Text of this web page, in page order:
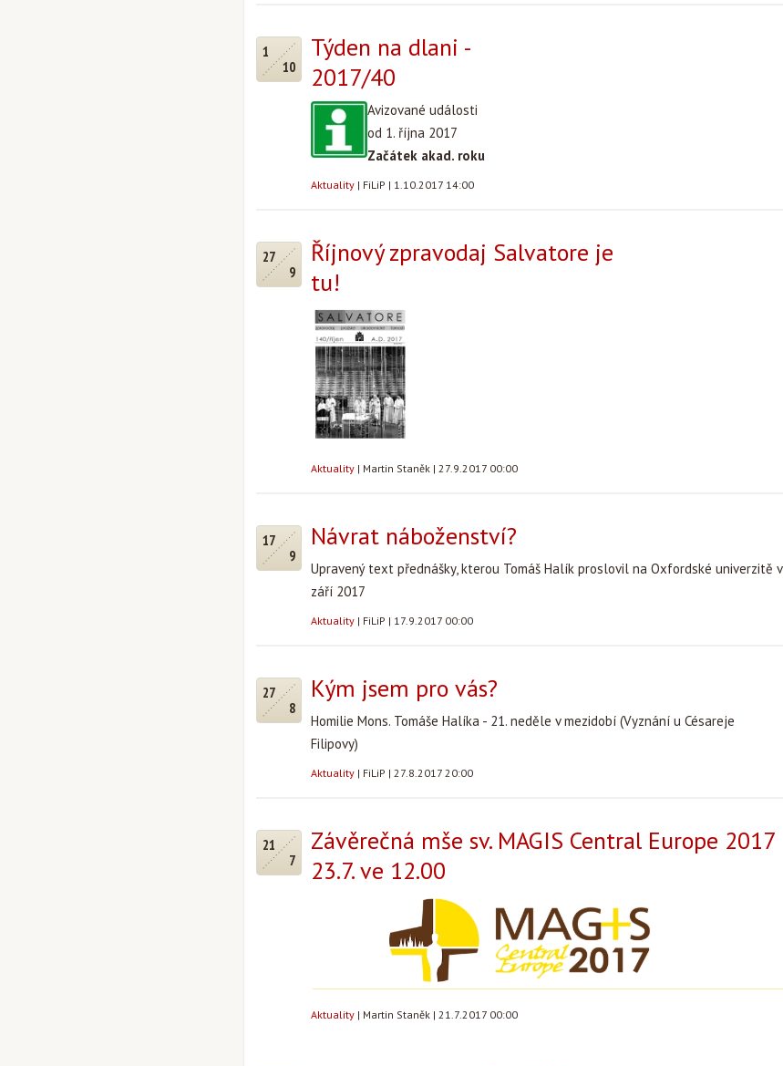
1
10
Týden na dlani -
2017/40
Avizované události
od 1. října 2017
Začátek akad. roku
Aktuality | FiLiP | 1.10.2017 14:00
27
9
Říjnový zpravodaj Salvatore je
tu!
Aktuality | Martin Staněk | 27.9.2017 00:00
17
9
Návrat náboženství?
Upravený text přednášky, kterou Tomáš Halík proslovil na Oxfordské univerzitě v
září 2017
Aktuality | FiLiP | 17.9.2017 00:00
27
8
Kým jsem pro vás?
Homilie Mons. Tomáše Halíka - 21. neděle v mezidobí (Vyznání u Césareje
Filipovy)
Aktuality | FiLiP | 27.8.2017 20:00
21
7
Závěrečná mše sv. MAGIS Central Europe 2017
23.7. ve 12.00
Aktuality | Martin Staněk | 21.7.2017 00:00